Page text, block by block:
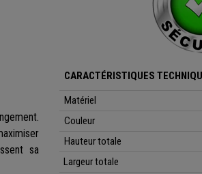
sa
CARACTÉRISTIQUES
Matériel
Couleur
Hauteur totale
Largeur totale